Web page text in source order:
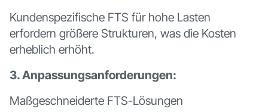
Kundenspezifische FTS für hohe Lasten
erfordern größere Strukturen, was die Kosten
erheblich erhöht.
3. Anpassungsanforderungen:
Maßgeschneiderte FTS-Lösungen